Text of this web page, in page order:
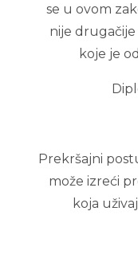
se u ovom
nije
koje je
Prekršajni
može izreći
koja